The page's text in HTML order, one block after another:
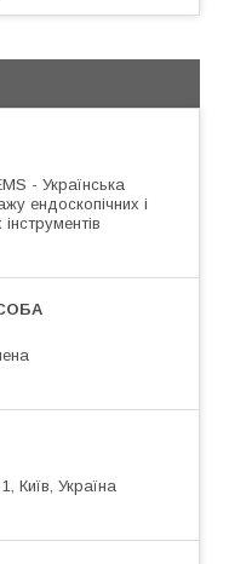
- Українська
ендоскопічних і
Київ, Україна